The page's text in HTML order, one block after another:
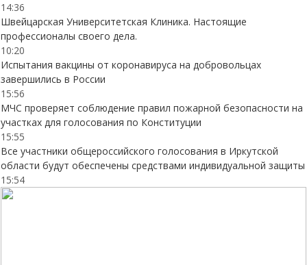
14:36
Швейцарская Университетская Клиника. Настоящие
профессионалы своего дела.
10:20
Испытания вакцины от коронавируса на добровольцах
завершились в России
15:56
МЧС проверяет соблюдение правил пожарной безопасности на
участках для голосования по Конституции
15:55
Все участники общероссийского голосования в Иркутской
области будут обеспечены средствами индивидуальной защиты
15:54